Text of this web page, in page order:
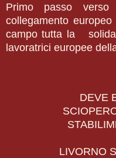
Primo passo
collegamento
campo tutta la
lavoratrici europee
DEVE
LIVORNO